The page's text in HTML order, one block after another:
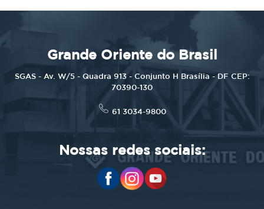
Grande Oriente do Brasil
SGAS - Av. W/5 - Quadra 913 - Conjunto H Brasília - DF CEP:
70390-130
61 3034-9800
Nossas redes sociais: